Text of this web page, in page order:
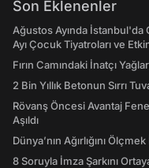
Son Eklenenler
Ağustos Ayında İstanbul'da
Ayı Çocuk Tiyatroları ve
Fırın Camındaki İnatçı
2 Bin Yıllık Betonun Sırrı
Rövanş Öncesi Avantaj
Aşıldı
Dünya’nın Ağırlığını
8 Soruyla İmza Şarkını